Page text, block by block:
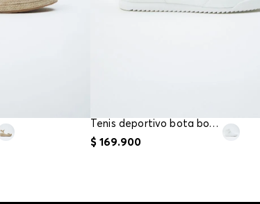
Tenis deportivo bota boxeo
$ 169.900